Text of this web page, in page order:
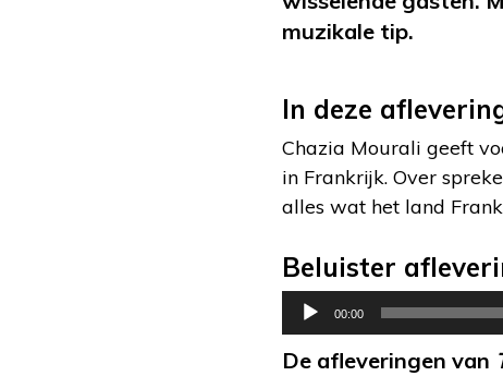
muzikale tip.
In deze
Chazia Mourali geeft
in Frankrijk. Over
alles wat het land
Beluister
Audiospeler
00:00
De afleveringen van